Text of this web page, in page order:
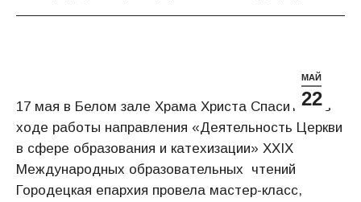
МАЙ
22
17 мая в Белом зале Храма Христа Спасителя в
ходе работы направления «Деятельность Церкви
в сфере образования и катехизации» XXIX
Международных образовательных чтений
Городецкая епархия провела мастер-класс,